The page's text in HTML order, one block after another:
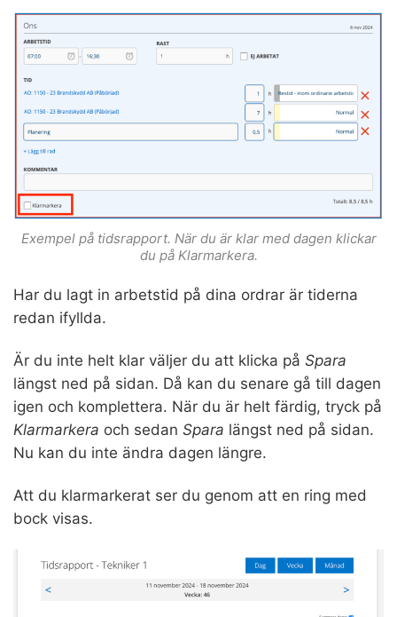
Exempel på tidsrapport. När du är klar med dagen klickar
du på Klarmarkera.
Har du lagt in arbetstid på dina ordrar är tiderna
redan ifyllda.
Är du inte helt klar väljer du att klicka på Spara
längst ned på sidan. Då kan du senare gå till dagen
igen och komplettera. När du är helt färdig, tryck på
Klarmarkera och sedan Spara längst ned på sidan.
Nu kan du inte ändra dagen längre.
Att du klarmarkerat ser du genom att en ring med
bock visas.